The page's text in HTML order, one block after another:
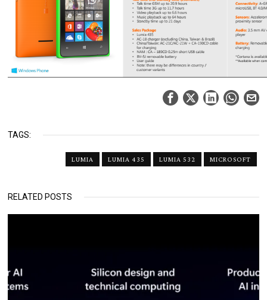
TAGS:
LUMIA LUMIA 435 LUMIA 532 MICROSOFT
RELATED POSTS